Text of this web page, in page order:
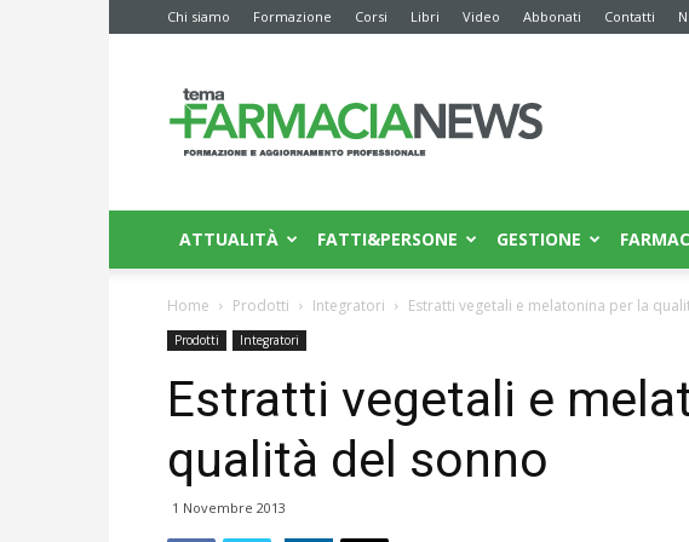
Chi siamo Formazione Corsi Libri Video Abbonati Contatti
News
ATTUALITÀ FATTI&PERSONE GESTIONE
Home Prodotti Integratori Estratti vegetali e melatonina per la
Prodotti Integratori
Estratti vegetali e
qualità del sonno
1 Novembre 2013